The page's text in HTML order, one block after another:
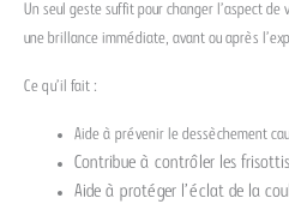
Un seul geste suffit pour changer l’aspect
une brillance immédiate, avant ou après
Ce qu’il fait :
Aide à prévenir le dessèchement
Contribue à contrôler les
Aide à protéger l’éclat de la